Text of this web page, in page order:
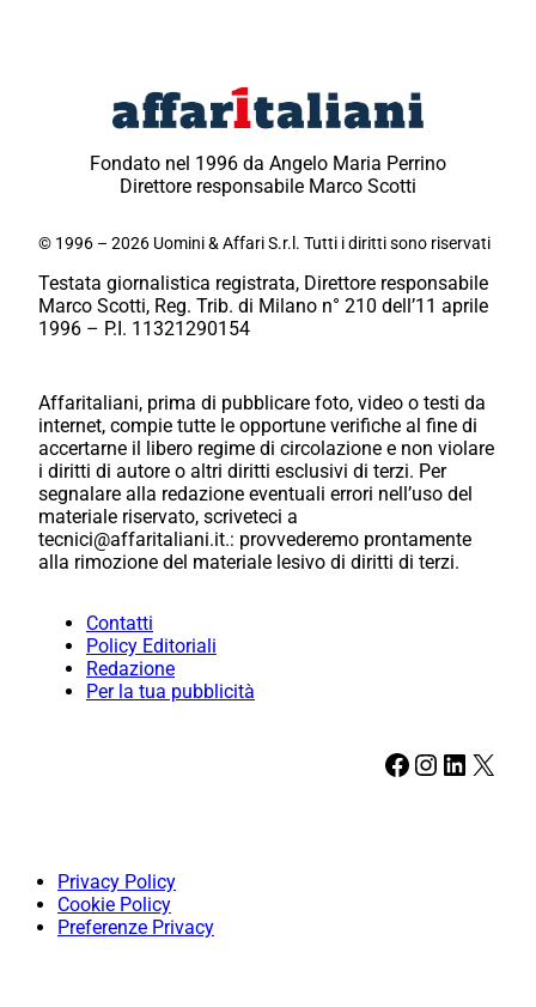
Fondato nel 1996 da Angelo Maria Perrino
Direttore responsabile Marco Scotti
© 1996 – 2026 Uomini & Affari S.r.l. Tutti i diritti sono riservati
Testata giornalistica registrata, Direttore responsabile
Marco Scotti, Reg. Trib. di Milano n° 210 dell’11 aprile
1996 – P.I. 11321290154
Affaritaliani, prima di pubblicare foto, video o testi da
internet, compie tutte le opportune verifiche al fine di
accertarne il libero regime di circolazione e non violare
i diritti di autore o altri diritti esclusivi di terzi. Per
segnalare alla redazione eventuali errori nell’uso del
materiale riservato, scriveteci a
tecnici@affaritaliani.it.: provvederemo prontamente
alla rimozione del materiale lesivo di diritti di terzi.
Contatti
Policy Editoriali
Redazione
Per la tua pubblicità
Facebook Instagram LinkedIn X
Privacy Policy
Cookie Policy
Preferenze Privacy